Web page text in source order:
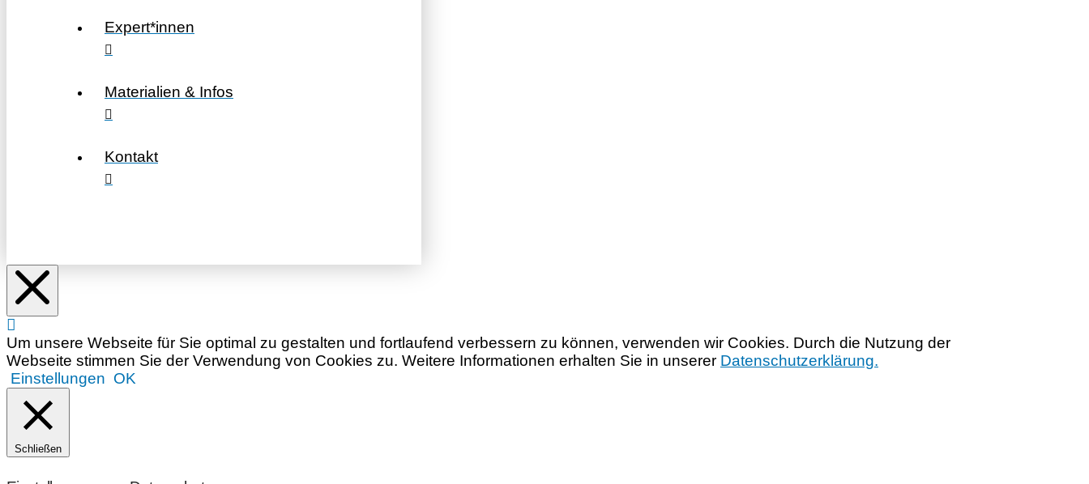
Expert*innen
Materialien & Infos
Kontakt
Um unsere Webseite für Sie optimal zu gestalten und fortlaufend verbessern zu können, verwenden wir Cookies. Durch die Nutzung der
Webseite stimmen Sie der Verwendung von Cookies zu. Weitere Informationen erhalten Sie in unserer Datenschutzerklärung.
Einstellungen OK
Schließen